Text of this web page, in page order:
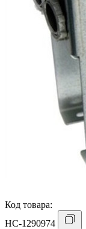
Код товара:
НС-1290974